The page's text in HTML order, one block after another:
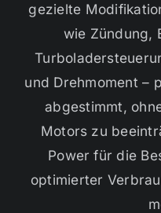
gezielte
wie Zündung,
und Drehmoment –
abgestimmt,
Motors zu
Power für die
optimierter